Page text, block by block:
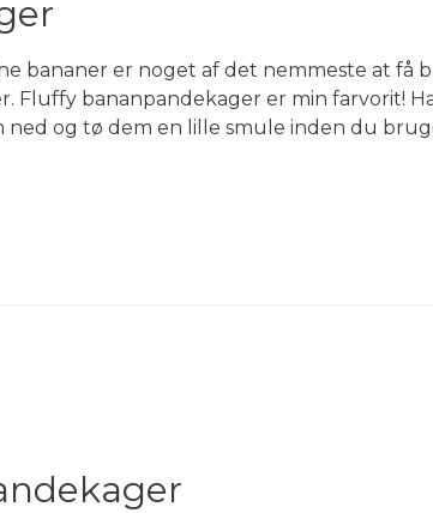
bananer er noget af det nemmeste at få
Fluffy bananpandekager er min farvorit!
ned og tø dem en lille smule inden du